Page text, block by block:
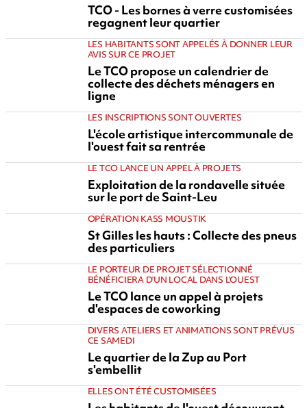
TCO - Les bornes à verre customisées
regagnent leur quartier
LES HABITANTS SONT APPELÉS À DONNER LEUR
AVIS SUR CE PROJET
Le TCO propose un calendrier de
collecte des déchets ménagers en
ligne
LES INSCRIPTIONS SONT OUVERTES
L'école artistique intercommunale de
l'ouest fait sa rentrée
LE TCO LANCE UN APPEL À PROJETS
Exploitation de la rondavelle située
sur le port de Saint-Leu
OPÉRATION KASS MOUSTIK
St Gilles les hauts : Collecte des pneus
des particuliers
LE PORTEUR DE PROJET SÉLECTIONNÉ
BÉNÉFICIERA D'UN LOCAL DANS L'OUEST
Le TCO lance un appel à projets
d'espaces de coworking
DIVERS ATELIERS ET ANIMATIONS SONT PRÉVUS
CE SAMEDI
Le quartier de la Zup au Port
s'embellit
ELLES ONT ÉTÉ CUSTOMISÉES